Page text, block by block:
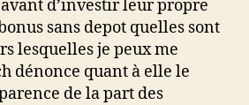
d’investir leur propre
sans depot quelles sont
lesquelles je peux me
dénonce quant à elle le
de la part des